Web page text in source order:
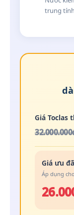
trung
Giá Toclas
Giá ưu
Áp dụng